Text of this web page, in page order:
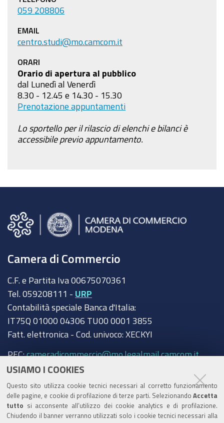
USIAMO I COOKIES
Questo sito utilizza cookie tecnici necessari al corretto funzionamento
delle pagine, e cookie di profilazione di terze parti. Selezionando Accetta
tutto si acconsente all’utilizzo dei cookie analytics e di profilazione.
Chiudendo il banner verranno utilizzati solo i cookie tecnici necessari alla
059 208806
EMAIL
centro.studi@mo.camcom.it
ORARI
Orario di apertura al pubblico
dal Lunedì al Venerdì
8.30 - 12.45 e 14.30 - 15.30
Prenotazione appuntamenti
Lo sportello per il rilascio di elenchi e bilanci è
accessibile previo appuntamento.
Camera di Commercio
C.F. e Partita Iva 00675070361
Tel. 059208111 - URP
Contabilità speciale Banca d'Italia:
IT75Q 01000 04306 TU00 0001 3855
Fatt. elettronica - Cod. univoco: XECKYI
PEC:cameradicommercio@mo.legalmail.camcom.it
Trasparenza
Amministrazione trasparente
Albo Camerale